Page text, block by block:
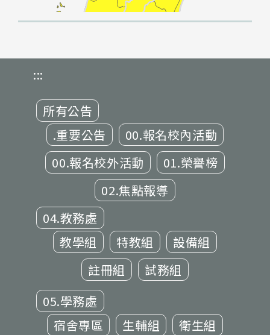
:::
所有公告
.重要公告
00.報名校內活動
00.報名校外活動
01.榮譽榜
02.焦點報導
04.教務處
教學組
特教組
設備組
註冊組
試務組
05.學務處
宿舍專區
生輔組
衛生組